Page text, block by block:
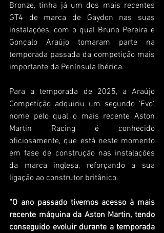
Bronze, tinha já um dos mais recentes
GT4 de marca de Gaydon nas suas
instalações, com o qual Bruno Pereira e
Gonçalo Araújo tomaram parte na
temporada passada da competição mais
importante da Península Ibérica.
Para a temporada de 2025, a Araújo
Competição adquiriu um segundo ‘Evo’,
nome pelo qual o mais recente Aston
Martin Racing é conhecido
oficiosamente, que está neste momento
em fase de construção nas instalações
da marca inglesa, reforçando a sua
ligação ao construtor britânico.
“O ano passado tivemos acesso à mais
recente máquina da Aston Martin, tendo
conseguido evoluir durante a temporada